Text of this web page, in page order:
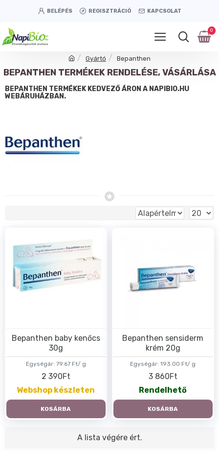
BELÉPÉS REGISZTRÁCIÓ KAPCSOLAT
0
Gyártó Bepanthen
BEPANTHEN TERMÉKEK RENDELÉSE, VÁSÁRLÁSA
BEPANTHEN TERMÉKEK KEDVEZŐ ÁRON A NAPIBIO.HU
WEBÁRUHÁZBAN.
Egységár: 79.67 Ft/ g
Bepanthen baby kenőcs
30g
2 390Ft
Webshop készleten
KOSÁRBA
Egységár: 193.00 Ft/ g
Bepanthen sensiderm
krém 20g
3 860Ft
Rendelhető
KOSÁRBA
A lista végére ért.